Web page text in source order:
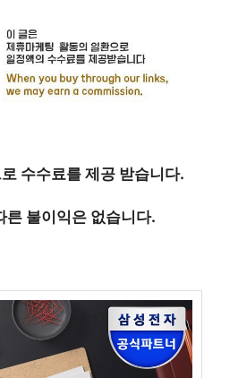
수수료를 제공 받습니다.
른 불이익은 없습니다.